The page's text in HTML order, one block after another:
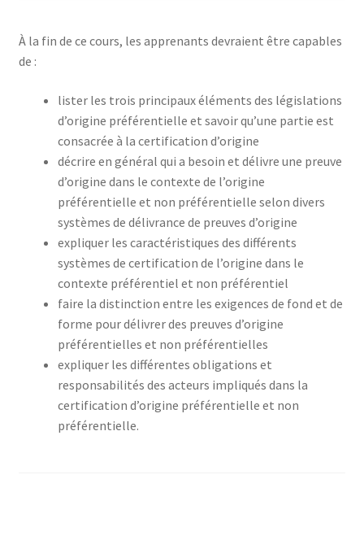
À la fin de ce cours, les apprenants devraient être capables
de :
lister les trois principaux éléments des législations
d’origine préférentielle et savoir qu’une partie est
consacrée à la certification d’origine
décrire en général qui a besoin et délivre une preuve
d’origine dans le contexte de l’origine
préférentielle et non préférentielle selon divers
systèmes de délivrance de preuves d’origine
expliquer les caractéristiques des différents
systèmes de certification de l’origine dans le
contexte préférentiel et non préférentiel
faire la distinction entre les exigences de fond et de
forme pour délivrer des preuves d’origine
préférentielles et non préférentielles
expliquer les différentes obligations et
responsabilités des acteurs impliqués dans la
certification d’origine préférentielle et non
préférentielle.